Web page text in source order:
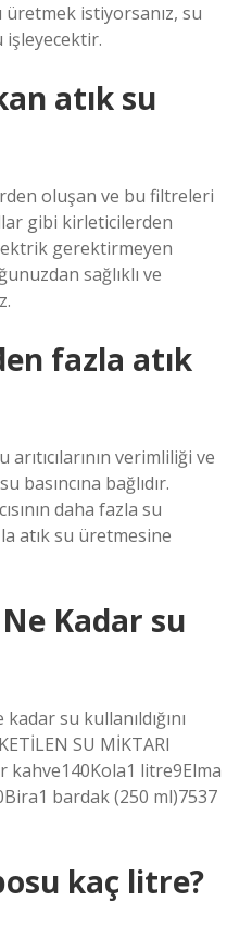
istiyorsanız, su
işleyecektir.
atık su
oluşan ve bu filtreleri
gibi kirleticilerden
gerektirmeyen
sağlıklı ve
fazla atık
arıtıcılarının verimliliği ve
basıncına bağlıdır.
daha fazla su
atık su üretmesine
Kadar su
su kullanıldığını
SU MİKTARI
kahve140Kola1 litre9Elma
bardak (250 ml)7537
kaç litre?